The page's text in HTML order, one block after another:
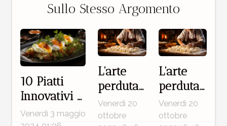
Sullo Stesso Argomento
10 Piatti
Innovativi a
Base di
Venerdì 3 maggio
L'arte
perduta
della
pasta
Venerdì 20
ottobre
L'arte
perduta
della
pasta
Venerdì 20
ottobre